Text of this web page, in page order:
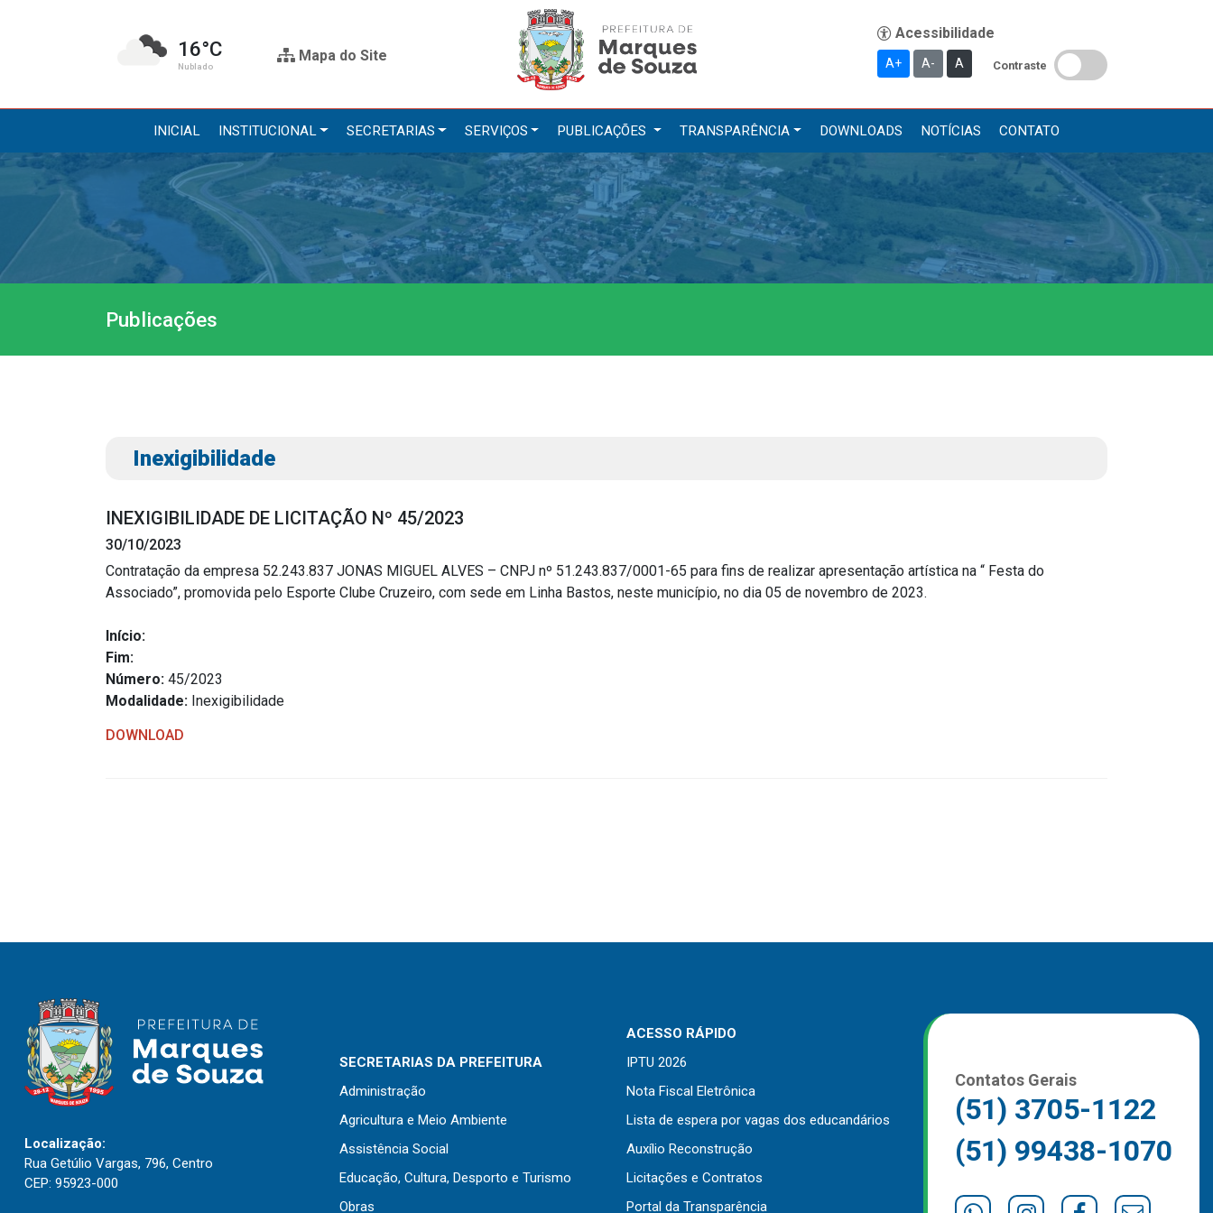
16°C
Nublado
Mapa do Site A+ A- A Contraste
INICIAL INSTITUCIONAL SECRETARIAS SERVIÇOS PUBLICAÇÕES TRANSPARÊNCIA DOWNLOADS NOTÍCIAS CONTATO
Institucional
A Prefeitura
Gabinete do Prefeito
História do Município
Secretarias
Administração
Agricultura e Meio Ambiente
Serviços
IPTU 2026
Nota Fiscal Eletrônica
Publicações
Diário Oficial (Novo)
Diário Oficial (Até 30/04)
Portal da Transparência
Radar da Transparência
Publicações
Inexigibilidade
INEXIGIBILIDADE DE LICITAÇÃO Nº 45/2023
30/10/2023
Contratação da empresa 52.243.837 JONAS MIGUEL ALVES – CNPJ nº 51.243.837/0001-65 para fins de realizar apresentação artística na “ Festa do
Associado”, promovida pelo Esporte Clube Cruzeiro, com sede em Linha Bastos, neste município, no dia 05 de novembro de 2023.
Início:
Fim:
Número: 45/2023
Modalidade: Inexigibilidade
DOWNLOAD
Localização:
Rua Getúlio Vargas, 796, Centro
CEP: 95923-000
SECRETARIAS DA PREFEITURA
Administração
Agricultura e Meio Ambiente
Assistência Social
Educação, Cultura, Desporto e Turismo
Obras
ACESSO RÁPIDO
IPTU 2026
Nota Fiscal Eletrônica
Lista de espera por vagas dos educandários
Auxílio Reconstrução
Licitações e Contratos
Portal da Transparência
Contatos Gerais
(51) 3705-1122
(51) 99438-1070